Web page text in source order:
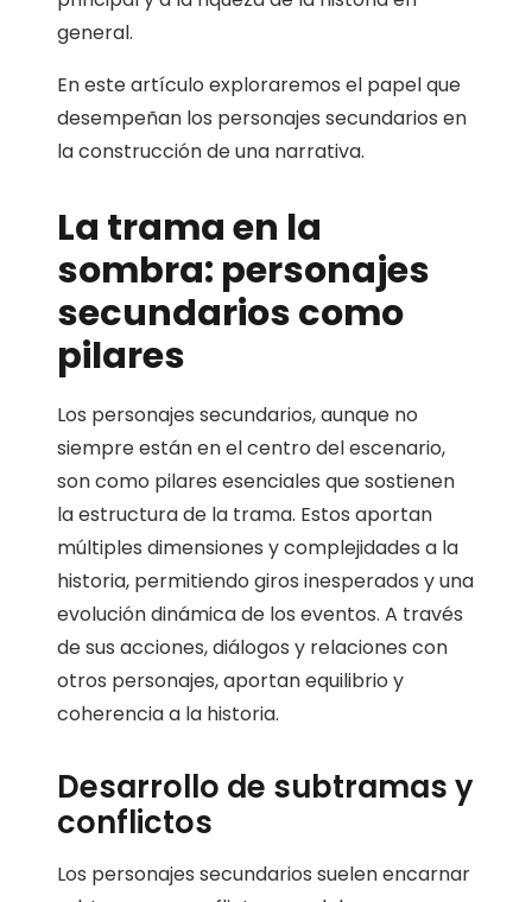
general.
En este artículo exploraremos el papel que
desempeñan los personajes secundarios en
la construcción de una narrativa.
La trama en la
sombra: personajes
secundarios como
pilares
Los personajes secundarios, aunque no
siempre están en el centro del escenario,
son como pilares esenciales que sostienen
la estructura de la trama. Estos aportan
múltiples dimensiones y complejidades a la
historia, permitiendo giros inesperados y una
evolución dinámica de los eventos. A través
de sus acciones, diálogos y relaciones con
otros personajes, aportan equilibrio y
coherencia a la historia.
Desarrollo de subtramas y
conflictos
Los personajes secundarios suelen encarnar